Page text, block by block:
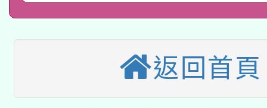
礎課程
第3次招考甄選結果公
本校115學年度第2次
次招考甄選結果公告(
返回首頁